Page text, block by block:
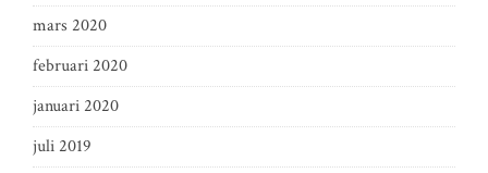
mars 2020
februari 2020
januari 2020
juli 2019